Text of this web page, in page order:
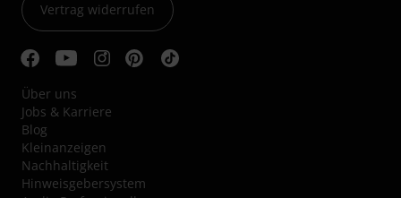
Vertrag widerrufen
Über uns
Jobs & Karriere
Blog
Kleinanzeigen
Nachhaltigkeit
Hinweisgebersystem